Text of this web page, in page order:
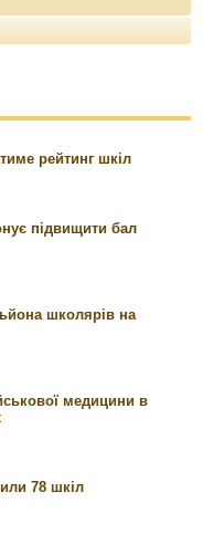
рейтинг шкіл
підвищити бал
школярів на
медицини в
78 шкіл